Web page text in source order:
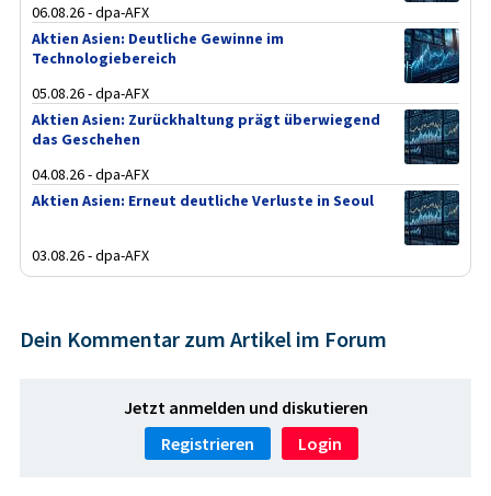
06.08.26 - dpa-AFX
Aktien Asien: Deutliche Gewinne im
Technologiebereich
05.08.26 - dpa-AFX
Aktien Asien: Zurückhaltung prägt überwiegend
das Geschehen
04.08.26 - dpa-AFX
Aktien Asien: Erneut deutliche Verluste in Seoul
03.08.26 - dpa-AFX
Dein Kommentar zum Artikel im Forum
Jetzt anmelden und diskutieren
Registrieren
Login